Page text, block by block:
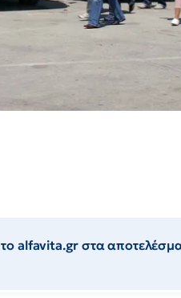
το alfavita.gr στα